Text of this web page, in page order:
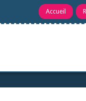
Accueil